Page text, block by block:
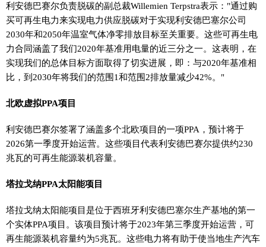
利安德巴赛尔负责脱碳的副总裁Willemien Terpstra表示："通过购
买可再生电力来实现电力供应脱碳对于实现利安德巴塞尔公司
2030年和2050年温室气体净零排放目标至关重要。这些可再生电
力合同涵盖了我们2020年基准用电量的近三分之一。这表明，在
实现我们的总体目标方面取得了切实进展，即：与2020年基准相
比，到2030年将我们的范围1和范围2排放量减少42%。"
北欧虚拟PPA项目
利安德巴赛尔签署了涵盖多个北欧项目的一项PPA，预计将于
2026第一季度开始运营。这些项目代表利安德巴赛尔提供约230
兆瓦的可再生能源装机容量。
塔拉戈纳PPA太阳能项目
塔拉戈纳太阳能项目是位于西班牙利安德巴塞尔生产基地的第一
个实体PPA项目。该项目预计将于2023年第三季度开始运营，可
再生能源装机容量约为5兆瓦。这些电力将有助于使当地生产汽车